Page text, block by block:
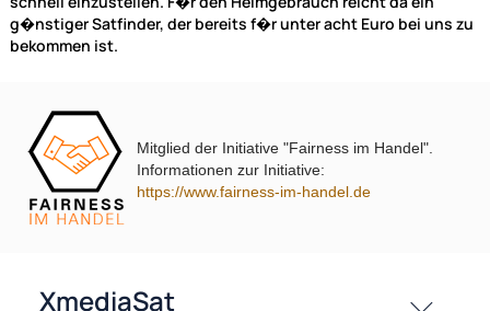
Sie haben keine Zeit zu verschenken! Ein Messger�t ist
Freund, der Ihnen hilft, die Satellitenantenne einfach und
schnell einzustellen. F�r den Heimgebrauch reicht da ein
g�nstiger Satfinder, der bereits f�r unter acht Euro bei
bekommen ist.
Mitglied der Initiative "Fairness im Handel".
Informationen zur Initiative:
https://www.fairness-im-handel.de
Partner
Zahlungsarten
Unsere Leistungen